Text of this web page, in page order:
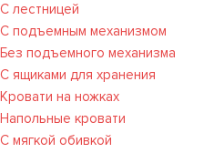
С лестницей
С подъемным механизмом
Без подъемного механизма
С ящиками для хранения
Кровати на ножках
Напольные кровати
С мягкой обивкой